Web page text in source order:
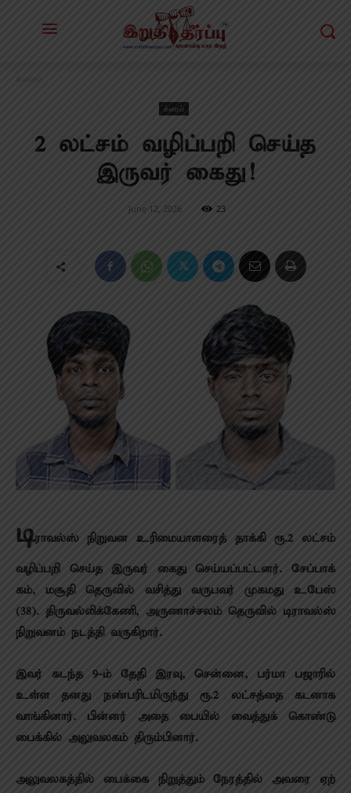
க்ரைம்
2 லட்சம் வழிப்பறி செய்த
இருவர் கைது!
June 12, 2026 23
டிராவல்ஸ் நிறுவன உரிமை​யாளரைத் தாக்கி ரூ.2 லட்​சம்
வழிப்​பறி செய்த இரு​வர் கைது செய்​யப்​பட்​டனர். சேப்​பாக்​
கம், மசூதி தெரு​வில் வசித்து வருபவர் முகமது உபேஸ்
(38). திரு​வல்​லிக்​கேணி, அருணாச்​சலம் தெரு​வில் டிராவல்ஸ்
நிறு​வனம் நடத்தி வரு​கிறார்.
இவர் கடந்த 9-ம் தேதி இரவு, சென்​னை, பர்மா பஜாரில்
உள்ள தனது நண்​பரிட​மிருந்து ரூ.2 லட்​சத்தை கடனாக
வாங்​கி​னார். பின்​னர் அதை பையில் வைத்​துக் கொண்டு
பைக்​கில் அலு​வல​கம் திரும்​பி​னார்.
அலு​வல​கத்​தில் பைக்கை நிறுத்​தும் நேரத்​தில் அவரை ஏற்​